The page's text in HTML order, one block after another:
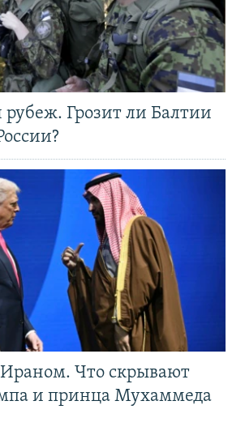
Грозит ли Балтии
Что скрывают
и принца Мухаммеда